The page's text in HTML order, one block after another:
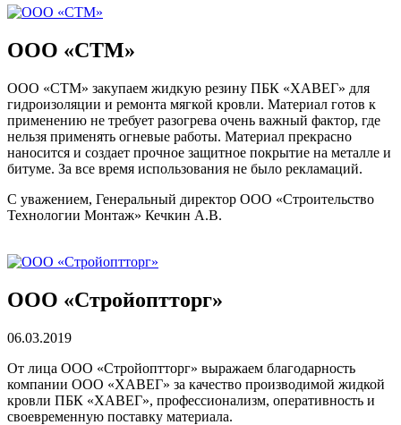
ООО «СТМ»
ООО «СТМ» закупаем жидкую резину ПБК «ХАВЕГ» для
гидроизоляции и ремонта мягкой кровли. Материал готов к
применению не требует разогрева очень важный фактор, где
нельзя применять огневые работы. Материал прекрасно
наносится и создает прочное защитное покрытие на металле и
битуме. За все время использования не было рекламаций.
С уважением, Генеральный директор ООО «Строительство
Технологии Монтаж» Кечкин А.В.
ООО «Стройоптторг»
06.03.2019
От лица ООО «Стройоптторг» выражаем благодарность
компании ООО «ХАВЕГ» за качество производимой жидкой
кровли ПБК «ХАВЕГ», профессионализм, оперативность и
своевременную поставку материала.